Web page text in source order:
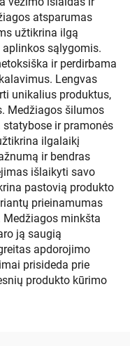
atsparumas
užtikrina ilgą
sąlygomis.
ir perdirbama
Lengvas
unikalius produktus,
Medžiagos šilumos
ir pramonės
ilgalaikį
ir bendras
išlaikyti savo
pastovią produkto
prieinamumas
minkšta
ją saugią
apdorojimo
prisideda prie
produkto kūrimo